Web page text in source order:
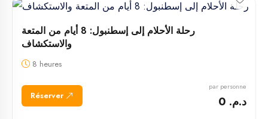
رحلة الأحلام إلى إسطنبول: 8 أيام من المتعة
والاستكشاف
8 heures
Réserver
par personne
د.م. 0